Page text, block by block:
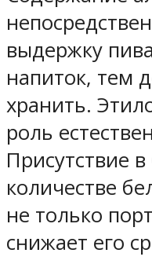
выдержку
напиток, тем
хранить.
роль
Присутствие
количестве
не только
снижает его